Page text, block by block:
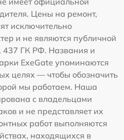
Цены на ремонт,
исключительно
и не являются публичной
437 ГК РФ. Названия и
ExeGate упоминаются
целях — чтобы обозначить
мы работаем. Наша
с владельцами
и не представляет их
работ выполняются
находящихся в